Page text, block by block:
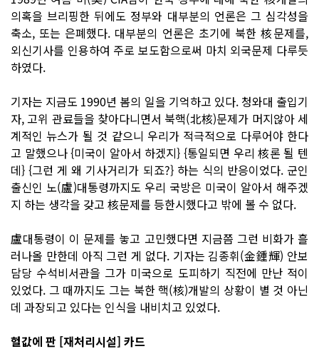
의혹을 브리핑한 뒤에도 정부와 대부분의 언론은 그 심각성을
축소, 또는 은폐했다. 대부분의 언론은 초기에 북한 核문제를,
외신기사를 인용하여 주로 보도함으로써 마치 외국문제 다루듯
하였다.
기자는 지금도 1990년 봄의 일을 기억하고 있다. 청와대 출입기
자, 고위 관료들을 찾아다니면서 북핵(北核)문제가 머지않아 세
계적인 뉴스가 될 것 같으니 우리가 적극적으로 다루어야 한다
고 말했으나 {미국이 알아서 하겠지} {통일되면 우리 核론 될 텐
데} {그런 게 왜 기사거리가 되죠?} 하는 식의 반응이었다. 군인
출신인 노(盧)대통령까지도 우리 국방은 미국이 알아서 해주겠
지 하는 생각을 갖고 核문제를 등한시했다고 밖에 볼 수 없다.
盧대통령이 이 문제를 놓고 고민했다면 지금쯤 그런 비화가 흘
러나올 만한데 아직 그런 게 없다. 기자는 김종휘(金鍾輝) 안보
담당 수석비서관을 그가 미국으로 도피하기 직전에 만난 적이
있었다. 그 때까지도 그는 북한 핵(核)개발의 상황이 별 것 아닌
데 과장되고 있다는 인식을 내비치고 있었다.
헐값에 판 [재처리시설] 카드